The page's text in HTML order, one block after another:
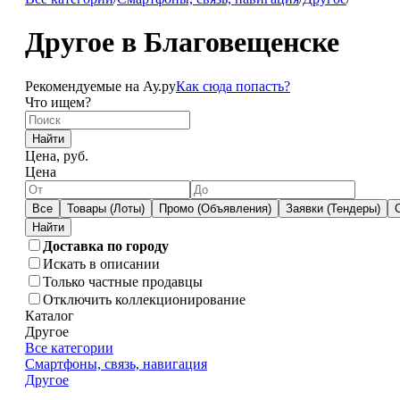
Другое в Благовещенске
Рекомендуемые на Ау.руКак сюда попасть?
Что ищем?
Найти
Цена, руб.
Цена
Все Товары (Лоты) Промо (Объявления) Заявки (Тендеры)
Доставка по городу
Искать в описании
Только частные продавцы
Отключить коллекционирование
Каталог
Другое
Все категории
Смартфоны, связь, навигация
Другое